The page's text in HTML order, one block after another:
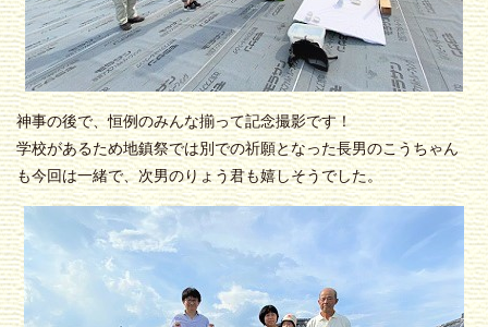
神事の後で、恒例のみんな揃って記念撮影です！
学校があるため地鎮祭では別での祈願となった長男のこうちゃん
も今回は一緒で、次男のりょう君も嬉しそうでした。